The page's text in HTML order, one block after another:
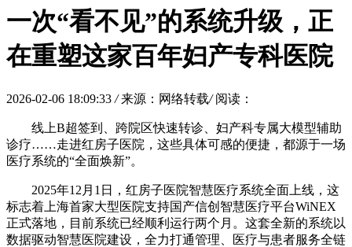
一次“看不见”的系统升级，正
在重塑这家百年妇产专科医院
2026-02-06 18:09:33 / 来源：网络转载/ 阅读：
线上B超签到、跨院区快速转诊、妇产科专属大模型辅助
诊疗……走进红房子医院，这些具体可感的便捷，都源于一场
医疗系统的“全面焕新”。
2025年12月1日，红房子医院智慧医疗系统全面上线，这
标志着上海首家大型医院支持国产信创智慧医疗平台WiNEX
正式落地，目前系统已经顺利运行两个月。这套全新的系统以
数据驱动智慧医院建设，全力打通管理、医疗与患者服务全链